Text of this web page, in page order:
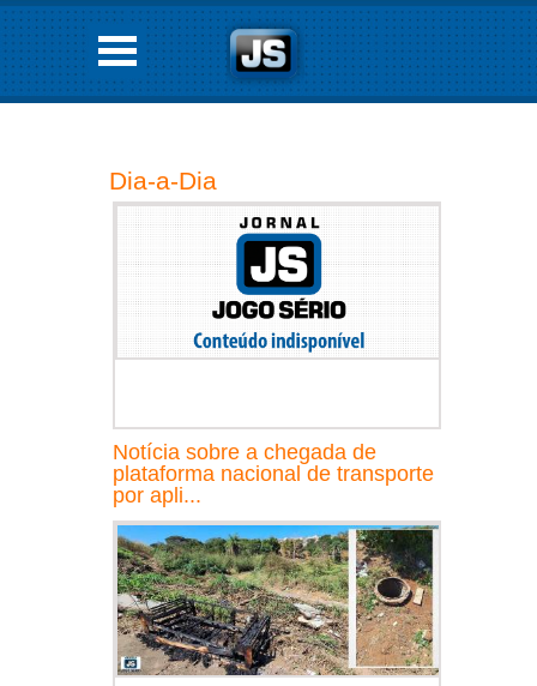
Dia-a-Dia
Notícia sobre a chegada de
plataforma nacional de transporte
por apli...